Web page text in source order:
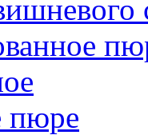
пюре